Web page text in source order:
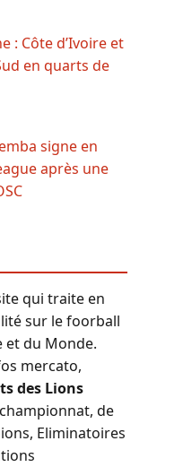
: Côte d’Ivoire et
en quarts de
signe en
après une
qui traite en
sur le foorball
et du Monde.
mercato,
des Lions
de
Eliminatoires